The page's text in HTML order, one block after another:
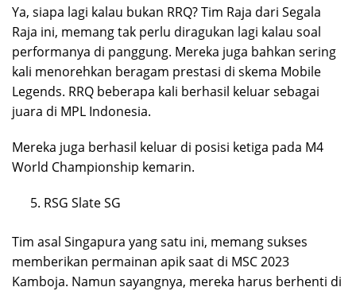
Ya, siapa lagi kalau bukan RRQ? Tim Raja dari Segala
Raja ini, memang tak perlu diragukan lagi kalau soal
performanya di panggung. Mereka juga bahkan sering
kali menorehkan beragam prestasi di skema Mobile
Legends. RRQ beberapa kali berhasil keluar sebagai
juara di MPL Indonesia.
Mereka juga berhasil keluar di posisi ketiga pada M4
World Championship kemarin.
RSG Slate SG
Tim asal Singapura yang satu ini, memang sukses
memberikan permainan apik saat di MSC 2023
Kamboja. Namun sayangnya, mereka harus berhenti di